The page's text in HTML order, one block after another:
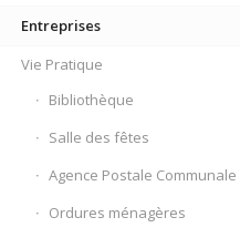
Entreprises
Vie Pratique
Bibliothèque
Salle des fêtes
Agence Postale Communale
Ordures ménagères